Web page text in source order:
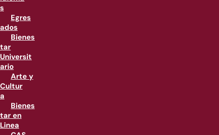
s
Egres
ados
Bienes
tar
Universit
ario
Arte y
Cultur
a
Bienes
tar en
Linea